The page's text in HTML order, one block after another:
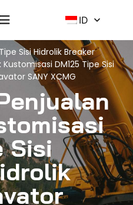
ID
Tipe Sisi Hidrolik Breaker
DM125 Tipe Sisi
SANY XCMG
Sisi